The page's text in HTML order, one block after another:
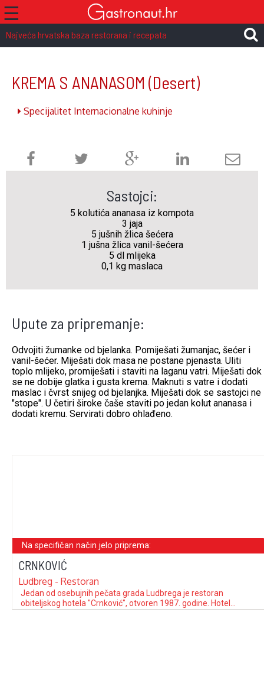
☰
Najveća hrvatska baza restorana i recepata
KREMA S ANANASOM (Desert)
Specijalitet Internacionalne kuhinje
Sastojci:
5 kolutića ananasa iz kompota
3 jaja
5 jušnih žlica šećera
1 jušna žlica vanil-šećera
5 dl mlijeka
0,1 kg maslaca
Upute za pripremanje:
Odvojiti žumanke od bjelanka. Pomiješati žumanjac, šećer i
vanil-šećer. Miješati dok masa ne postane pjenasta. Uliti
toplo mlijeko, promiješati i staviti na laganu vatri. Miješati dok
se ne dobije glatka i gusta krema. Maknuti s vatre i dodati
maslac i čvrst snijeg od bjelanjka. Miješati dok se sastojci ne
"stope". U četiri široke čaše staviti po jedan kolut ananasa i
dodati kremu. Servirati dobro ohlađeno.
Na specifičan način jelo priprema:
CRNKOVIĆ
Ludbreg - Restoran
Jedan od osebujnih pečata grada Ludbrega je restoran
obiteljskog hotela "Crnković", otvoren 1987. godine. Hotel